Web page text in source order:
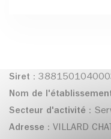
Siret :
Nom de
Secteur d'activité :
Adresse : VILLARD